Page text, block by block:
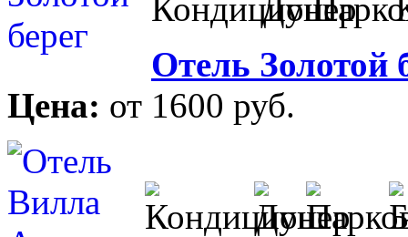
Отель Золотой
Цена: от 1600 руб.